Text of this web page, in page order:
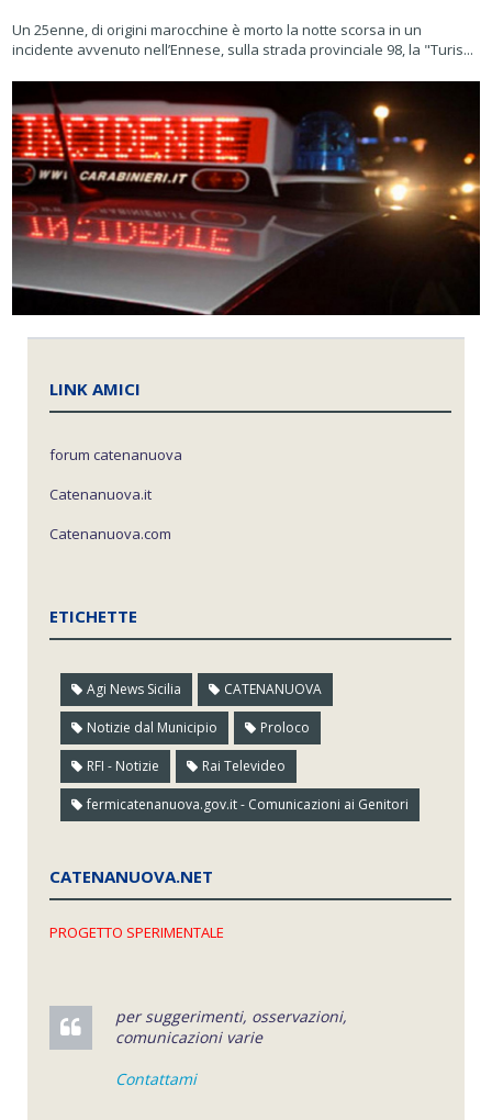
Un 25enne, di origini marocchine è morto la notte scorsa in un
incidente avvenuto nell’Ennese, sulla strada provinciale 98, la "Turis...
LINK AMICI
forum catenanuova
Catenanuova.it
Catenanuova.com
ETICHETTE
Agi News Sicilia CATENANUOVA
Notizie dal Municipio Proloco
RFI - Notizie Rai Televideo
fermicatenanuova.gov.it - Comunicazioni ai Genitori
CATENANUOVA.NET
PROGETTO SPERIMENTALE
per suggerimenti, osservazioni,
comunicazioni varie
Contattami